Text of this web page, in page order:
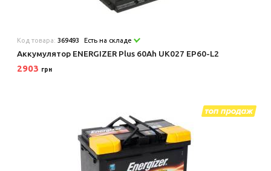
Код товара:369493 Есть на складе
Аккумулятор ENERGIZER Plus 60Ah UK027 EP60-L2
2903 грн